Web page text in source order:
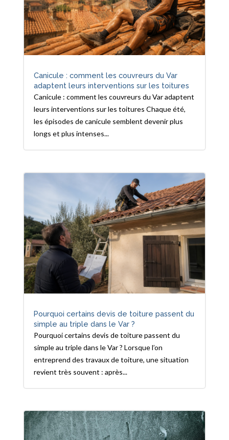
Canicule : comment les couvreurs du Var
adaptent leurs interventions sur les toitures
Canicule : comment les couvreurs du Var adaptent
leurs interventions sur les toitures Chaque été,
les épisodes de canicule semblent devenir plus
longs et plus intenses...
Pourquoi certains devis de toiture passent du
simple au triple dans le Var ?
Pourquoi certains devis de toiture passent du
simple au triple dans le Var ? Lorsque l’on
entreprend des travaux de toiture, une situation
revient très souvent : après...